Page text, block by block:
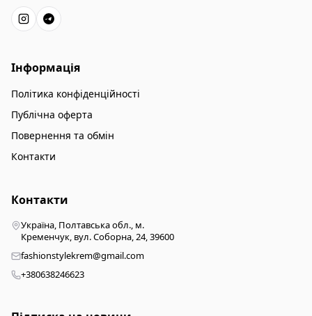
Інформація
Політика конфіденційності
Публічна оферта
Повернення та обмін
Контакти
Контакти
Україна, Полтавська обл., м.
Кременчук, вул. Соборна, 24, 39600
fashionstylekrem@gmail.com
+380638246623